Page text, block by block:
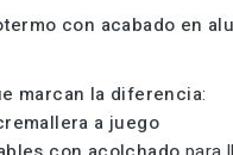
con acabado en
marcan la diferencia:
a juego